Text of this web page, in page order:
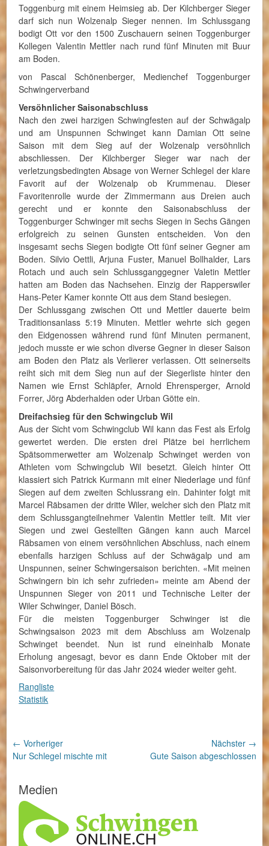
Toggenburg mit einem Heimsieg ab. Der Kilchberger Sieger
darf sich nun Wolzenalp Sieger nennen. Im Schlussgang
bodigt Ott vor den 1500 Zuschauern seinen Toggenburger
Kollegen Valentin Mettler nach rund fünf Minuten mit Buur
am Boden.
von Pascal Schönenberger, Medienchef Toggenburger
Schwingerverband
Versöhnlicher Saisonabschluss
Nach den zwei harzigen Schwingfesten auf der Schwägalp
und am Unspunnen Schwinget kann Damian Ott seine
Saison mit dem Sieg auf der Wolzenalp versöhnlich
abschliessen. Der Kilchberger Sieger war nach der
verletzungsbedingten Absage von Werner Schlegel der klare
Favorit auf der Wolzenalp ob Krummenau. Dieser
Favoritenrolle wurde der Zimmermann aus Dreien auch
gerecht und er konnte den Saisonabschluss der
Toggenburger Schwinger mit sechs Siegen in Sechs Gängen
erfolgreich zu seinen Gunsten entscheiden. Von den
insgesamt sechs Siegen bodigte Ott fünf seiner Gegner am
Boden. Silvio Oettli, Arjuna Fuster, Manuel Bollhalder, Lars
Rotach und auch sein Schlussganggegner Valetin Mettler
hatten am Boden das Nachsehen. Einzig der Rapperswiler
Hans-Peter Kamer konnte Ott aus dem Stand besiegen.
Der Schlussgang zwischen Ott und Mettler dauerte beim
Traditionsanlass 5:19 Minuten. Mettler wehrte sich gegen
den Eidgenossen während rund fünf Minuten permanent,
jedoch musste er wie schon diverse Gegner in dieser Saison
am Boden den Platz als Verlierer verlassen. Ott seinerseits
reiht sich mit dem Sieg nun auf der Siegerliste hinter den
Namen wie Ernst Schläpfer, Arnold Ehrensperger, Arnold
Forrer, Jörg Abderhalden oder Urban Götte ein.
Dreifachsieg für den Schwingclub Wil
Aus der Sicht vom Schwingclub Wil kann das Fest als Erfolg
gewertet werden. Die ersten drei Plätze bei herrlichem
Spätsommerwetter am Wolzenalp Schwinget werden von
Athleten vom Schwingclub Wil besetzt. Gleich hinter Ott
klassiert sich Patrick Kurmann mit einer Niederlage und fünf
Siegen auf dem zweiten Schlussrang ein. Dahinter folgt mit
Marcel Räbsamen der dritte Wiler, welcher sich den Platz mit
dem Schlussgangteilnehmer Valentin Mettler teilt. Mit vier
Siegen und zwei Gestellten Gängen kann auch Marcel
Räbsamen von einem versöhnlichen Abschluss, nach einem
ebenfalls harzigen Schluss auf der Schwägalp und am
Unspunnen, seiner Schwingersaison berichten. «Mit meinen
Schwingern bin ich sehr zufrieden» meinte am Abend der
Unspunnen Sieger von 2011 und Technische Leiter der
Wiler Schwinger, Daniel Bösch.
Für die meisten Toggenburger Schwinger ist die
Schwingsaison 2023 mit dem Abschluss am Wolzenalp
Schwinget beendet. Nun ist rund eineinhalb Monate
Erholung angesagt, bevor es dann Ende Oktober mit der
Saisonvorbereitung für das Jahr 2024 wieder weiter geht.
Rangliste
Statistik
Beitragsnavigation
← Vorheriger
Vorheriger
Nur Schlegel mischte mit
Nächster →
Nächster
Gute Saison abgeschlossen
Medien